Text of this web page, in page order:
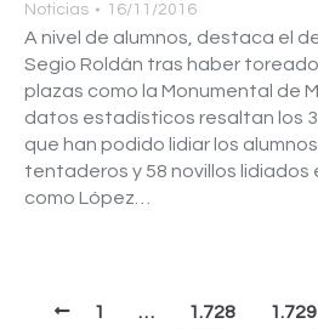
Noticias 16/11/2016
A nivel de alumnos, destaca el
Segio Roldán tras haber
plazas como la Monumental de
datos estadísticos resaltan los
que han podido lidiar los
tentaderos y 58 novillos
como López…
1 … 1.728 1.729